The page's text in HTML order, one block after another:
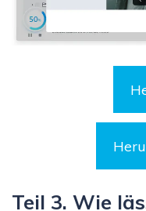
Teil 3. Wie